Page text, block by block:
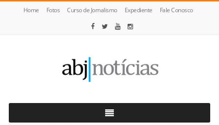
Home Fotos Curso de Jornalismo Expediente Fale Conosco
Notícias